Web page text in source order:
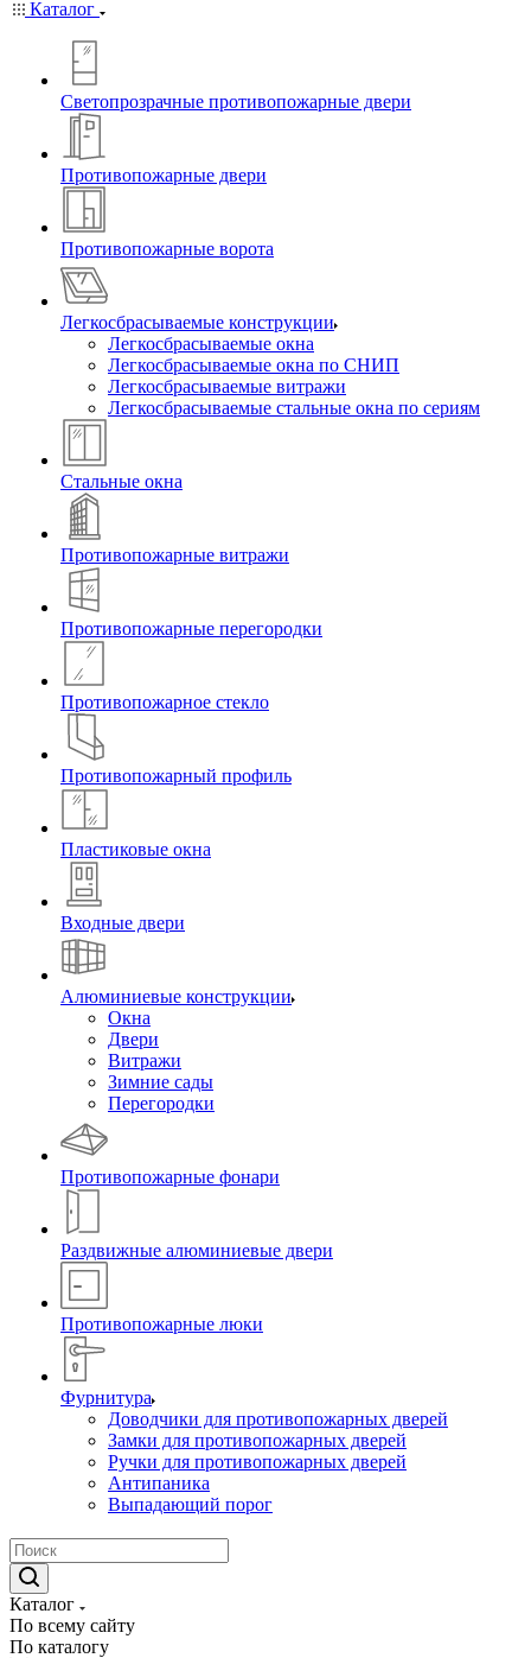
Каталог
Светопрозрачные противопожарные двери
Противопожарные двери
Противопожарные ворота
Легкосбрасываемые конструкции
Легкосбрасываемые окна
Легкосбрасываемые окна по СНИП
Легкосбрасываемые витражи
Легкосбрасываемые стальные окна по сериям
Стальные окна
Противопожарные витражи
Противопожарные перегородки
Противопожарное стекло
Противопожарный профиль
Пластиковые окна
Входные двери
Алюминиевые конструкции
Окна
Двери
Витражи
Зимние сады
Перегородки
Противопожарные фонари
Раздвижные алюминиевые двери
Противопожарные люки
Фурнитура
Доводчики для противопожарных дверей
Замки для противопожарных дверей
Ручки для противопожарных дверей
Антипаника
Выпадающий порог
Каталог
По всему сайту
По каталогу